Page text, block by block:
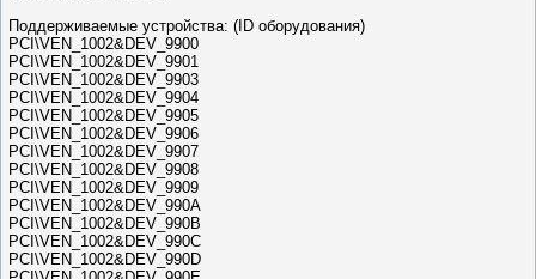
Поддерживаемые устройства: (ID оборудования)
PCI\VEN_1002&DEV_9900
PCI\VEN_1002&DEV_9901
PCI\VEN_1002&DEV_9903
PCI\VEN_1002&DEV_9904
PCI\VEN_1002&DEV_9905
PCI\VEN_1002&DEV_9906
PCI\VEN_1002&DEV_9907
PCI\VEN_1002&DEV_9908
PCI\VEN_1002&DEV_9909
PCI\VEN_1002&DEV_990A
PCI\VEN_1002&DEV_990B
PCI\VEN_1002&DEV_990C
PCI\VEN_1002&DEV_990D